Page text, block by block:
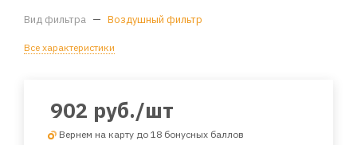
Вид фильтра — Воздушный фильтр
Все характеристики
902 руб./шт
Вернем на карту до 18 бонусных баллов